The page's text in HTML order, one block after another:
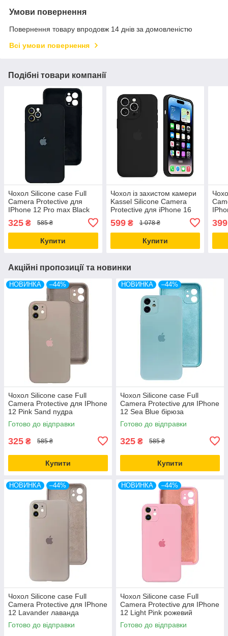
Умови повернення
Повернення товару впродовж 14 днів за домовленістю
Всі умови повернення
Подібні товари компанії
Чохол Silicone case Full
Camera Protective для
IPhone 12 Pro max Black
325 ₴ 585 ₴
Купити
Чохол із захистом камери
Kassel Silicone Camera
Protective для iPhone 16
599₴ 1 078 ₴
Купити
399
Акційні пропозиції та новинки
НОВИНКА –44%
Чохол Silicone case Full
Camera Protective для IPhone
12 Pink Sand пудра
Готово до відправки
325 ₴ 585 ₴
Купити
НОВИНКА –44%
Чохол Silicone case Full
Camera Protective для IPhone
12 Sea Blue бірюза
Готово до відправки
325 ₴ 585 ₴
Купити
НОВИНКА –44%
Чохол Silicone case Full
Camera Protective для IPhone
12 Lavander лаванда
Готово до відправки
НОВИНКА –44%
Чохол Silicone case Full
Camera Protective для IPhone
12 Light Pink рожевий
Готово до відправки